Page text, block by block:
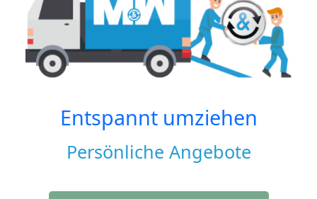
Entspannt umziehen
Persönliche Angebote